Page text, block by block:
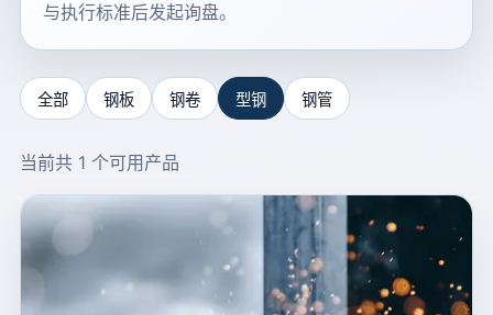
与执行标准后发起询盘。
全部 钢板 钢卷 型钢 钢管
当前共 1 个可用产品